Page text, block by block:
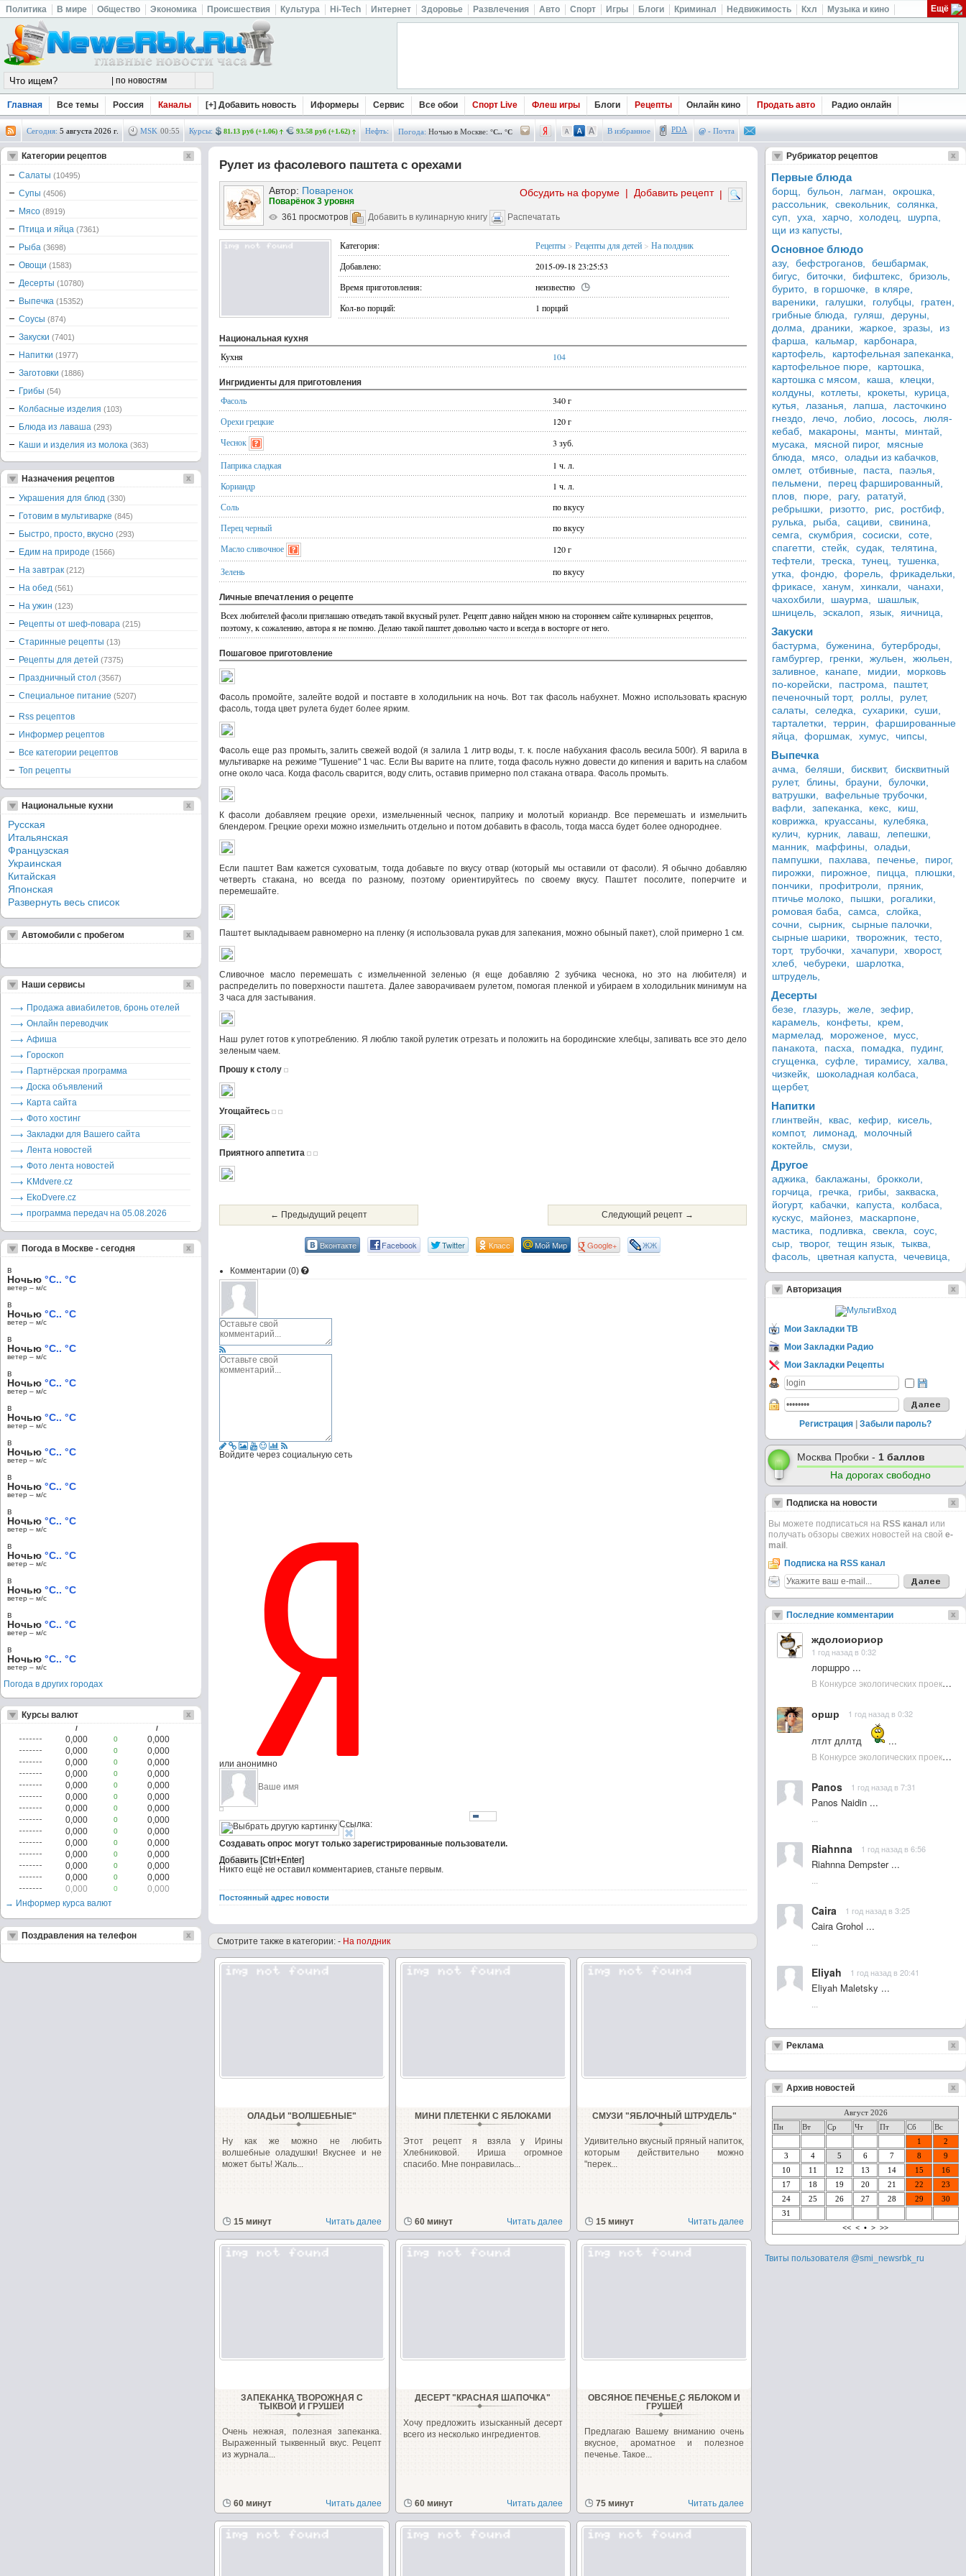
Политика В мире Общество Экономика Происшествия Культура Hi-Tech Интернет Здоровье Развлечения Авто Спорт Игры Блоги Криминал Недвижимость Кхл Музыка и кино Ещё
Главная Все темы Россия Каналы [+] Добавить новость Иформеры Сервис Все обои Спорт Live Флеш игры Блоги Рецепты Онлайн кино Продать авто Радио онлайн
Сегодня: 5 августа 2026 г. MSK 00:55 Курсы: 81.13 руб (+1.06) 93.58 руб (+1.62) Нефть: Погода: Ночью в Москве: °C.. °C В избранное PDA @ - Почта
Рулет из фасолевого паштета с орехами
Автор: Поваренок |
Добавить рецепт
|
Обсудить на форуме
Поварёнок 3 уровня
361 просмотров
Добавить в кулинарную книгу Распечатать
Категория: Рецепты > Рецепты для детей > На полдник
Добавлено:
2015-09-18 23:25:53
Время приготовления:
неизвестно
Кол-во порций:
1 порций
Национальная кухня
Кухня 104
Ингридиенты для приготовления
Фасоль
340 г
Орехи грецкие
120 г
Чеснок
3 зуб.
Паприка сладкая
1 ч. л.
Кориандр
1 ч. л.
Соль
по вкусу
Перец черный
по вкусу
Масло сливочное
120 г
Зелень
по вкусу
Личные впечатления о рецепте
Всех любителей фасоли приглашаю отведать такой вкусный рулет. Рецепт давно найден мною на стороннем сайте кулинарных рецептов,
поэтому, к сожалению, автора я не помню. Делаю такой паштет довольно часто и всегда в восторге от него.
Пошаговое приготовление
Фасоль промойте, залейте водой и поставте в холодильник на ночь. Вот так фасоль набухнет. Можно использовать красную
фасоль, тогда цвет рулета будет более ярким.
Фасоль еще раз промыть, залить свежей водой (я залила 1 литр воды, т. к. после набухания фасоль весила 500г). Я варила в
мультиварке на режиме "Тушение" 1 час. Если Вы варите на плите, тогда фасоль нужно довести до кипения и варить на слабом
огне около часа. Когда фасоль сварится, воду слить, оставив примерно пол стакана отвара. Фасоль промыть.
К фасоли добавляем грецкие орехи, измельченный чеснок, паприку и молотый кориандр. Все перемешать и измельчить
блендером. Грецкие орехи можно измельчить отдельно и потом добавить в фасоль, тогда масса будет более однороднее.
Если паштет Вам кажется суховатым, тогда добавьте по вкусу отвар (который мы оставили от фасоли). Я обычно добавляю
четверть стакана, но всегда по разному, поэтому ориентируйтесь по своему вкусу. Паштет посолите, поперчите и
перемешайте.
Паштет выкладываем равномерно на пленку (я использовала рукав для запекания, можно обыный пакет), слой примерно 1 см.
Сливочное масло перемешать с измельченной зеленью (я еще добавляю 2 зубчика чеснока, но это на любителя) и
распределить по поверхности паштета. Далее заворачиваем рулетом, помогая пленкой и убираем в холодильник минимум на
3 часа для застывания.
Наш рулет готов к употреблению. Я люблю такой рулетик отрезать и положить на бородинские хлебцы, запивать все это дело
зеленым чаем.
Прошу к столу
Угощайтесь
Приятного аппетита
← Предыдущий рецепт Следующий рецепт →
Вконтакте Facebook Twitter Класс Мой Мир Google+ ЖЖ
Комментарии (0)
Войдите через социальную сеть
или анонимно
Ссылка:
Создавать опрос могут только зарегистрированные пользователи.
Никто ещё не оставил комментариев, станьте первым.
Постоянный адрес новости
Смотрите также в категории: - На полдник
ОЛАДЬИ "ВОЛШЕБНЫЕ"
Ну как же можно не любить
волшебные оладушки! Вкуснее и не
может быть! Жаль...
15 минут Читать далее
МИНИ ПЛЕТЕНКИ С ЯБЛОКАМИ
Этот рецепт я взяла у Ирины
Хлебниковой. Ириша огромное
спасибо. Мне понравилась...
60 минут Читать далее
СМУЗИ "ЯБЛОЧНЫЙ ШТРУДЕЛЬ"
Удивительно вкусный пряный напиток,
которым действительно можно
"перек...
15 минут Читать далее
ЗАПЕКАНКА ТВОРОЖНАЯ С
ТЫКВОЙ И ГРУШЕЙ
Очень нежная, полезная запеканка.
Выраженный тыквенный вкус. Рецепт
из журнала...
60 минут Читать далее
ДЕСЕРТ "КРАСНАЯ ШАПОЧКА"
Хочу предложить изысканный десерт
всего из несколько ингредиентов.
60 минут Читать далее
ОВСЯНОЕ ПЕЧЕНЬЕ С ЯБЛОКОМ И
ГРУШЕЙ
Предлагаю Вашему вниманию очень
вкусное, ароматное и полезное
печенье. Такое...
75 минут Читать далее
Категории рецептов
Салаты (10495)
Супы (4506)
Мясо (8919)
Птица и яйца (7361)
Рыба (3698)
Овощи (1583)
Десерты (10780)
Выпечка (15352)
Соусы (874)
Закуски (7401)
Напитки (1977)
Заготовки (1886)
Грибы (54)
Колбасные изделия (103)
Блюда из лаваша (293)
Каши и изделия из молока (363)
Назначения рецептов
Украшения для блюд (330)
Готовим в мультиварке (845)
Быстро, просто, вкусно (293)
Едим на природе (1566)
На завтрак (212)
На обед (561)
На ужин (123)
Рецепты от шеф-повара (215)
Старинные рецепты (13)
Рецепты для детей (7375)
Праздничный стол (3567)
Специальное питание (5207)
Rss рецептов
Информер рецептов
Все категории рецептов
Топ рецепты
Национальные кухни
Русская
Итальянская
Французская
Украинская
Китайская
Японская
Развернуть весь список
Автомобили с пробегом
Наши сервисы
Продажа авиабилетов, бронь отелей
Онлайн переводчик
Афиша
Гороскоп
Партнёрская программа
Доска объявлений
Карта сайта
Фото хостинг
Закладки для Вашего сайта
Лента новостей
Фото лента новостей
KMdvere.cz
EkoDvere.cz
программа передач на 05.08.2026
Погода в Москве - сегодня
в
Ночью °C.. °C
ветер – м/c
в
Ночью °C.. °C
ветер – м/c
в
Ночью °C.. °C
ветер – м/c
в
Ночью °C.. °C
ветер – м/c
в
Ночью °C.. °C
ветер – м/c
в
Ночью °C.. °C
ветер – м/c
в
Ночью °C.. °C
ветер – м/c
в
Ночью °C.. °C
ветер – м/c
в
Ночью °C.. °C
ветер – м/c
в
Ночью °C.. °C
ветер – м/c
в
Ночью °C.. °C
ветер – м/c
в
Ночью °C.. °C
ветер – м/c
Погода в других городах
Курсы валют
/ /
0,000 0
0,000
0,000
0
0,000
0,000
0
0,000
0,000
0
0,000
0,000
0
0,000
0,000
0
0,000
0,000
0
0,000
0,000
0
0,000
0,000
0
0,000
0,000
0
0,000
0,000
0
0,000
0,000
0
0,000
0,000
0
0,000
0,000
0
0,000
→ Информер курса валют
Поздравления на телефон
Рубрикатор рецептов
Первые блюда
борщ, бульон, лагман,
окрошка,
рассольник,
свекольник,
солянка,
суп,
уха, харчо, холодец,
шурпа,
щи из капусты,
Основное блюдо
азу, бефстроганов,
бешбармак,
бигус,
биточки, бифштекс,
бризоль,
бурито,
в горшочке,
в кляре,
вареники,
галушки, голубцы,
гратен,
грибные блюда,
гуляш,
деруны,
долма,
драники, жаркое, зразы,
из
фарша,
кальмар,
карбонара,
картофель,
картофельная запеканка,
картофельное пюре,
картошка,
картошка с мясом,
каша,
клецки,
колдуны,
котлеты, крокеты,
курица,
кутья,
лазанья, лапша,
ласточкино
гнездо,
лечо, лобио, лосось,
люля-
кебаб,
макароны, манты,
минтай,
мусака,
мясной пирог,
мясные
блюда,
мясо,
оладьи из кабачков,
омлет,
отбивные, паста,
паэлья,
пельмени,
перец фаршированный,
плов,
пюре, рагу,
рататуй,
ребрышки,
ризотто, рис,
ростбиф,
рулька,
рыба, сациви,
свинина,
семга,
скумбрия, сосиски,
соте,
спагетти,
стейк, судак,
телятина,
тефтели,
треска, тунец,
тушенка,
утка,
фондю, форель,
фрикадельки,
фрикасе,
ханум, хинкали,
чанахи,
чахохбили,
шаурма,
шашлык,
шницель,
эскалоп, язык, яичница,
Закуски
бастурма, буженина,
бутерброды,
гамбургер,
гренки, жульен,
жюльен,
заливное,
канапе, мидии,
морковь
по-корейски,
пастрома,
паштет,
печеночный торт,
роллы,
рулет,
салаты,
селедка, сухарики,
суши,
тарталетки,
террин,
фаршированные
яйца,
форшмак, хумус, чипсы,
Выпечка
ачма, беляши, бисквит,
бисквитный
рулет,
блины, брауни,
булочки,
ватрушки,
вафельные трубочки,
вафли,
запеканка, кекс,
киш,
коврижка,
круассаны,
кулебяка,
кулич,
курник, лаваш,
лепешки,
манник,
маффины,
оладьи,
пампушки,
пахлава, печенье,
пирог,
пирожки,
пирожное, пицца,
плюшки,
пончики,
профитроли,
пряник,
птичье молоко,
пышки,
рогалики,
ромовая баба,
самса,
слойка,
сочни,
сырник,
сырные палочки,
сырные шарики,
творожник,
тесто,
торт,
трубочки, хачапури,
хворост,
хлеб,
чебуреки,
шарлотка,
штрудель,
Десерты
безе, глазурь, желе,
зефир,
карамель,
конфеты,
крем,
мармелад,
мороженое,
мусс,
панакота,
пасха, помадка,
пудинг,
сгущенка,
суфле, тирамису,
халва,
чизкейк,
шоколадная колбаса,
щербет,
Напитки
глинтвейн, квас, кефир,
кисель,
компот,
лимонад,
молочный
коктейль,
смузи,
Другое
аджика, баклажаны,
брокколи,
горчица,
гречка, грибы,
закваска,
йогурт,
кабачки, капуста,
колбаса,
кускус,
майонез,
маскарпоне,
мастика,
подливка, свекла,
соус,
сыр,
творог, тещин язык,
тыква,
фасоль,
цветная капуста, чечевица,
Авторизация
Мои Закладки ТВ
Мои Закладки Радио
Мои Закладки Рецепты
Регистрация Забыли пароль?
Москва Пробки - 1 баллов
На дорогах свободно
Подписка на новости
Вы можете подписаться на RSS канал или
получать обзоры свежих новостей на свой e-
mail .
Подписка на RSS канал
Последние комментарии
ждолоиориор
1 год назад в 0:32
лоршрро ...
В Конкурсе экологических проектов в Подмосковье активно участвовала молодежь :: NewsRbk.ru...
оршр 1 год назад в 0:32
лтлт дллтд
...
В Конкурсе экологических проектов в Подмосковье активно участвовала молодежь :: NewsRbk.ru...
Panos 1 год назад в 7:31
Panos Naidin ...
Riahnna 1 год назад в 6:56
Riahnna Dempster ...
Caira 1 год назад в 3:25
Caira Grohol ...
Eliyah 1 год назад в 20:41
Eliyah Maletsky ...
Реклама
Архив новостей
Август 2026
Пн
Вт Ср Чт Пт Сб
Вс
1
2
3
4 5 6 7 8
9
10
11 12 13 14 15
16
17
18 19 20 21 22
23
24
25 26 27 28 29
30
31
<< < • > >>
Твиты пользователя @smi_newsrbk_ru